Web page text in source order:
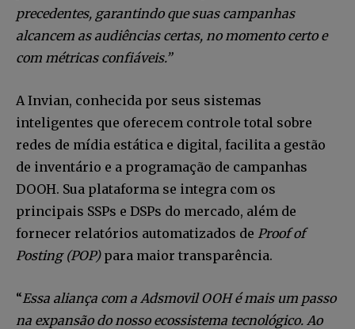
precedentes, garantindo que suas campanhas
alcancem as audiências certas, no momento certo e
com métricas confiáveis.”
A Invian, conhecida por seus sistemas
inteligentes que oferecem controle total sobre
redes de mídia estática e digital, facilita a gestão
de inventário e a programação de campanhas
DOOH. Sua plataforma se integra com os
principais SSPs e DSPs do mercado, além de
fornecer relatórios automatizados de Proof of
Posting (POP)para maior transparência.
“Essa aliança com a Adsmovil OOH é mais um passo
na expansão do nosso ecossistema tecnológico. Ao